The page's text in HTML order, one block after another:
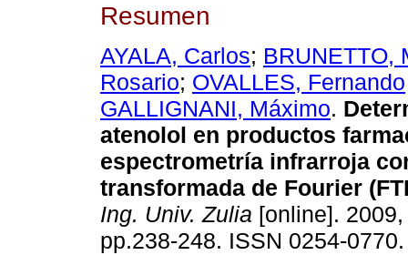
Resumen
AYALA, Carlos; BRUNETTO,
Rosario; OVALLES, Fernando
GALLIGNANI, Máximo.
atenolol en productos
espectrometría infrarroja
transformada de Fourier
Ing. Univ. Zulia [online].
pp.238-248. ISSN 0254-0770.